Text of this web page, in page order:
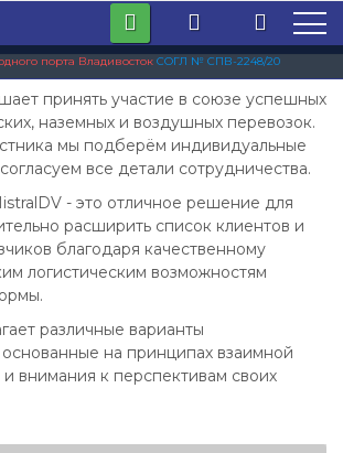
порта Владивосток СОГЛ № СПВ-2248/20
принять участие в союзе успешных
наземных и воздушных перевозок.
мы подберём индивидуальные
все детали сотрудничества.
- это отличное решение для
расширить список клиентов и
благодаря качественному
логистическим возможностям
различные варианты
основанные на принципах взаимной
внимания к перспективам своих